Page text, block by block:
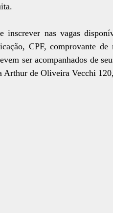
inscrever nas vagas
CPF, comprovante
ser acompanhados de
Arthur de Oliveira Vecchi